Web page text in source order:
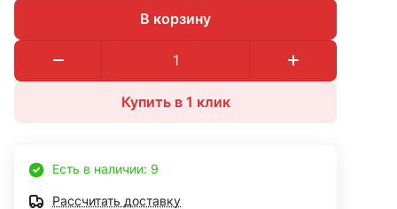
В корзину
Купить в 1 клик
Есть в наличии: 9
Рассчитать доставку